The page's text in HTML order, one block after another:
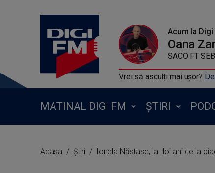
Acum la Digi
Oana
SACO FT
Vrei să asculți mai ușor?
MATINAL DIGI FM ȘTIRI
Acasa Știri Ionela Năstase, la doi ani de la